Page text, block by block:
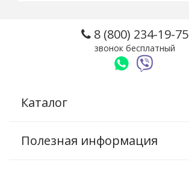
8 (800) 234-19-75
звонок бесплатный
Каталог
Полезная информация